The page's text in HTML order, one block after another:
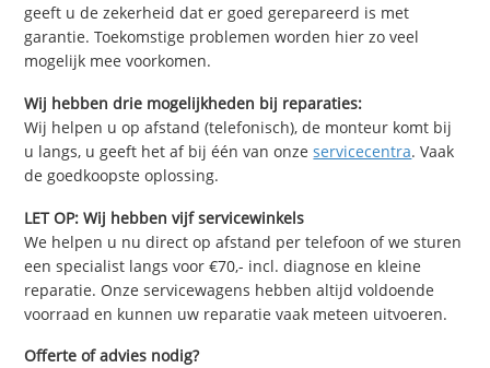
geeft u de zekerheid dat er goed gerepareerd is met
garantie. Toekomstige problemen worden hier zo veel
mogelijk mee voorkomen.
Wij hebben drie mogelijkheden bij reparaties:
Wij helpen u op afstand (telefonisch), de monteur komt bij
u langs, u geeft het af bij één van onzeservicecentra. Vaak
de goedkoopste oplossing.
LET OP: Wij hebben vijf servicewinkels
We helpen u nu direct op afstand per telefoon of we sturen
een specialist langs voor €70,- incl. diagnose en kleine
reparatie. Onze servicewagens hebben altijd voldoende
voorraad en kunnen uw reparatie vaak meteen uitvoeren.
Offerte of advies nodig?